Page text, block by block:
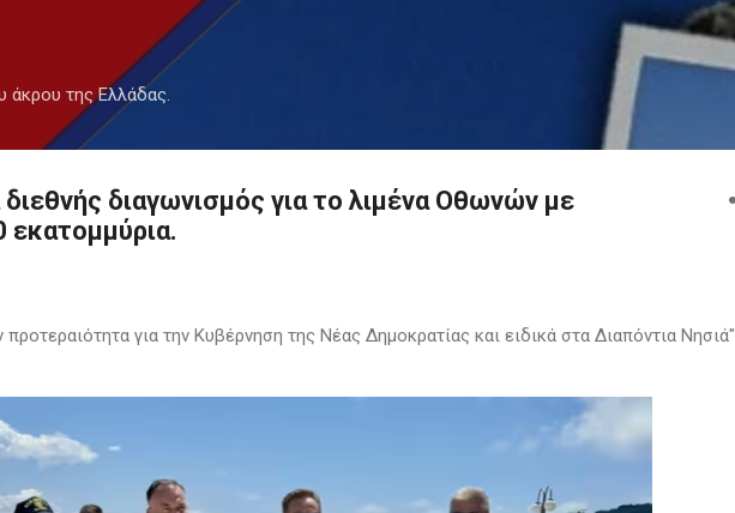
Μετάβαση στο κύριο περιεχόμενο
άκρου της Ελλάδας.
διαγωνισμός για το λιμένα Οθωνών με
εκατομμύρια.
για την Κυβέρνηση της Νέας Δημοκρατίας και ειδικά στα Διαπόντια Νησιά"